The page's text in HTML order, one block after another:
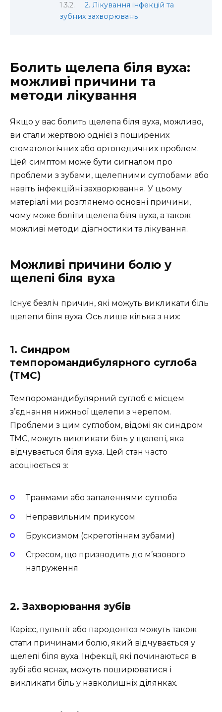
2. Лікування інфекцій та
зубних захворювань
Болить щелепа біля вуха:
можливі причини та
методи лікування
Якщо у вас болить щелепа біля вуха, можливо,
ви стали жертвою однієї з поширених
стоматологічних або ортопедичних проблем.
Цей симптом може бути сигналом про
проблеми з зубами, щелепними суглобами або
навіть інфекційні захворювання. У цьому
матеріалі ми розглянемо основні причини,
чому може боліти щелепа біля вуха, а також
можливі методи діагностики та лікування.
Можливі причини болю у
щелепі біля вуха
Існує безліч причин, які можуть викликати біль
щелепи біля вуха. Ось лише кілька з них:
1. Синдром
темпоромандибулярного суглоба
(ТМС)
Темпоромандибулярний суглоб є місцем
з’єднання нижньої щелепи з черепом.
Проблеми з цим суглобом, відомі як синдром
ТМС, можуть викликати біль у щелепі, яка
відчувається біля вуха. Цей стан часто
асоціюється з:
Травмами або запаленнями суглоба
Неправильним прикусом
Бруксизмом (скреготінням зубами)
Стресом, що призводить до м’язового
напруження
2. Захворювання зубів
Карієс, пульпіт або пародонтоз можуть також
стати причинами болю, який відчувається у
щелепі біля вуха. Інфекції, які починаються в
зубі або яснах, можуть поширюватися і
викликати біль у навколишніх ділянках.